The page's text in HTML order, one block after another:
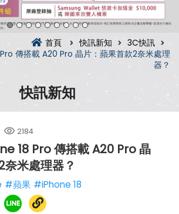
首頁 快訊新知
3C快訊
Pro 傳搭載 A20 Pro 晶片：蘋果首款2奈米處理
器？
快訊新知
2184
18 Pro 傳搭載 A20 Pro 晶
米處理器？
#蘋果 #iPhone 18